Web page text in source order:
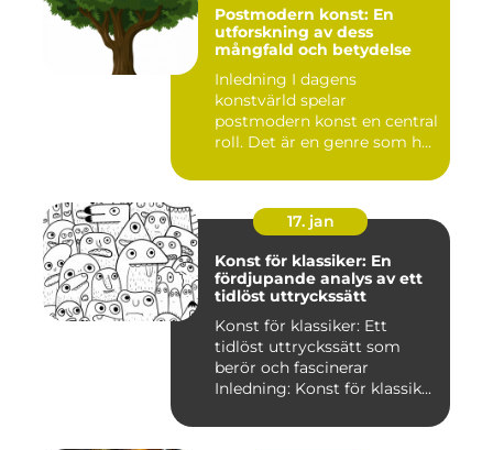
Postmodern konst: En
utforskning av dess
mångfald och betydelse
Inledning I dagens
konstvärld spelar
postmodern konst en central
roll. Det är en genre som har
17. jan
Konst för klassiker: En
fördjupande analys av ett
tidlöst uttryckssätt
Konst för klassiker: Ett
tidlöst uttryckssätt som
berör och fascinerar
Inledning: Konst för klassik...